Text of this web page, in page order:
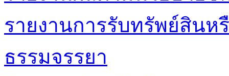
รายงานการรับทรัพย์สินห
ธรรมจรรยา